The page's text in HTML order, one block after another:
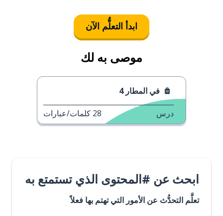
ابدأ التعلُّم الآن
موصى به لك
في المطار 4
درس 28 كلمات/عبارات
ابحث عن #المحتوى الذي تستمتع به
تعلَّم التحدُّث عن الأمور التي تهتم بها فعلاً